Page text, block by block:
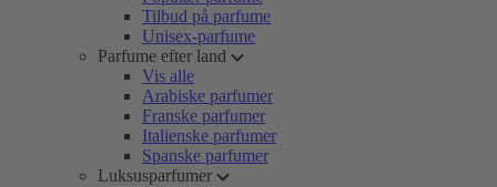
Tilbud på parfume
Unisex-parfume
Parfume efter land
Vis alle
Arabiske parfumer
Franske parfumer
Italienske parfumer
Spanske parfumer
Luksusparfumer